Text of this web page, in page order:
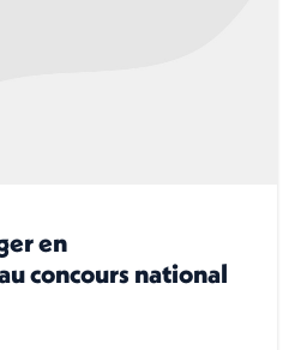
en
concours national